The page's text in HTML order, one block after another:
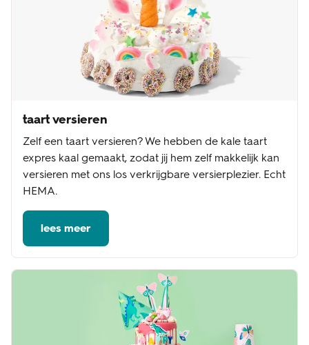
taart versieren
Zelf een taart versieren? We hebben de kale taart
expres kaal gemaakt, zodat jij hem zelf makkelijk kan
versieren met ons los verkrijgbare versierplezier. Echt
HEMA.
lees meer